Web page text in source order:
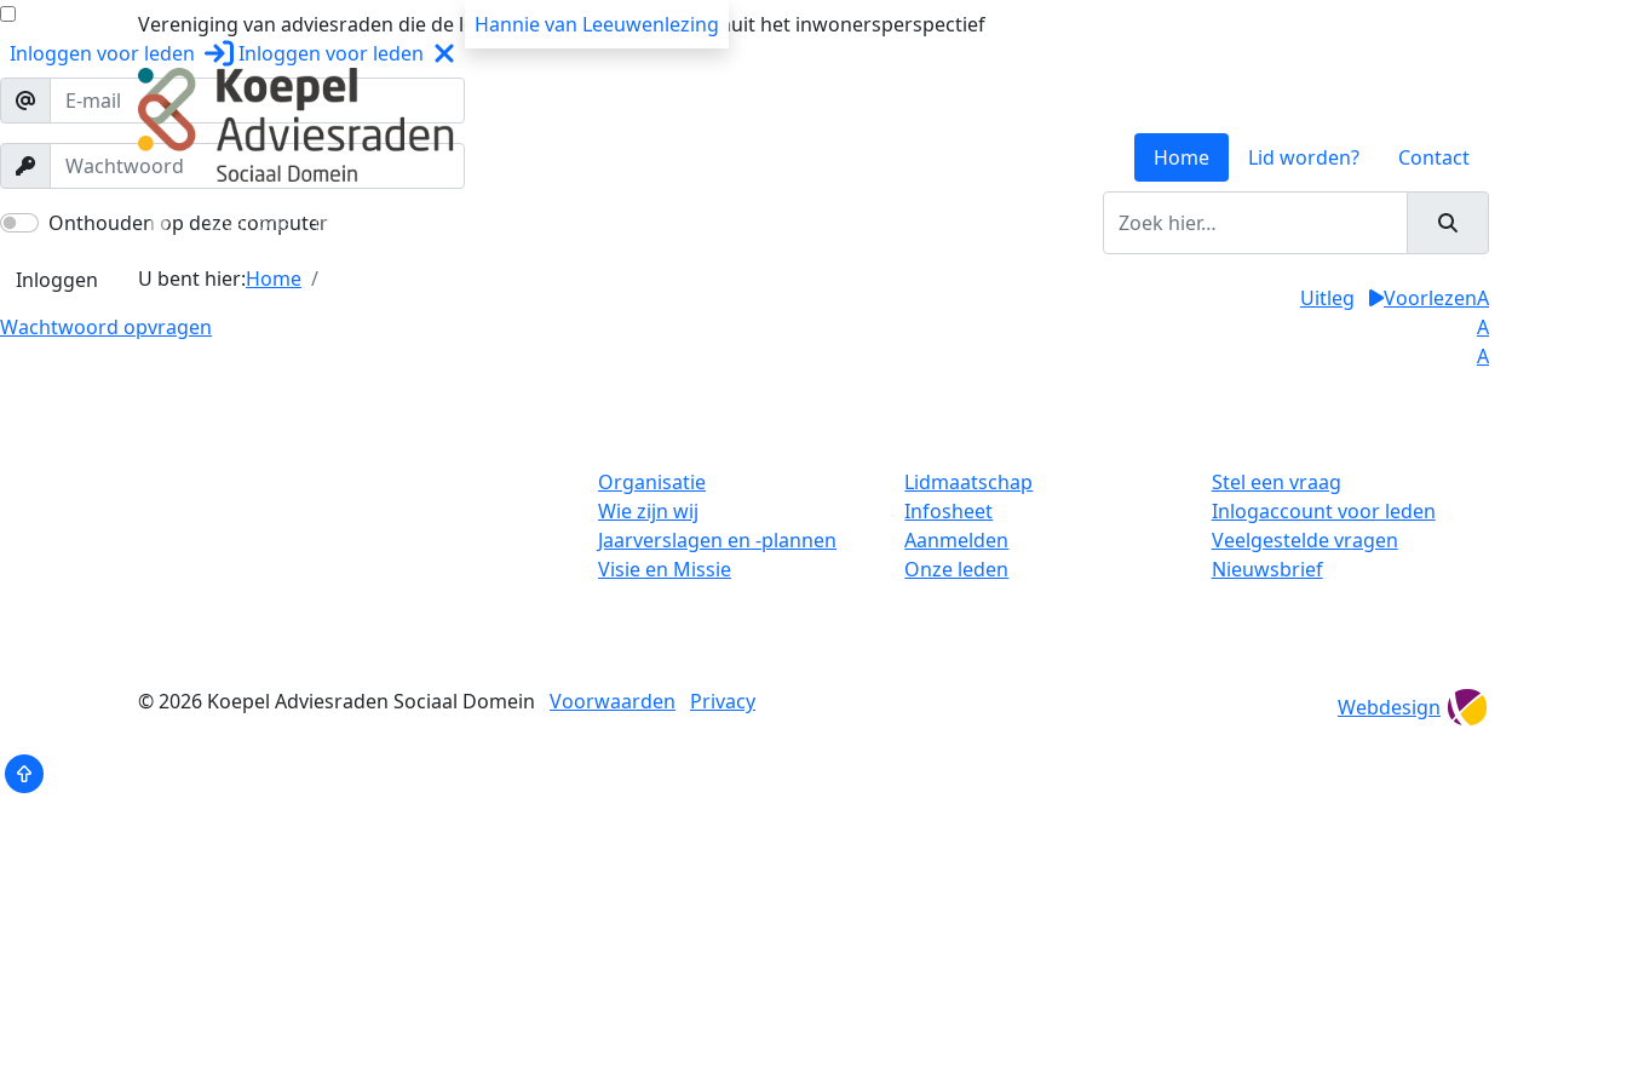
Inloggen voor leden Inloggen voor leden
Onthouden op deze computer
Inloggen
Wachtwoord opvragen
Hannie van Leeuwenlezing
Vereniging van adviesraden die de lokale overheid adviseren vanuit het inwonersperspectief
Home Lid worden? Contact
Over ons Trainingen
U bent hier:Home
Uitleg VoorlezenA
A
A
Organisatie
Wie zijn wij
Jaarverslagen en -plannen
Visie en Missie
Lidmaatschap
Infosheet
Aanmelden
Onze leden
Stel een vraag
Inlogaccount voor leden
Veelgestelde vragen
Nieuwsbrief
© 2026 Koepel Adviesraden Sociaal Domein Voorwaarden Privacy Webdesign